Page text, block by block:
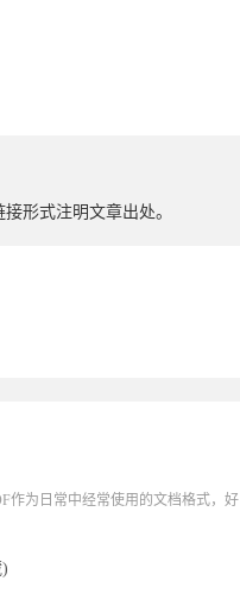
形式注明文章出处。
作为日常中经常使用的文档格式，好